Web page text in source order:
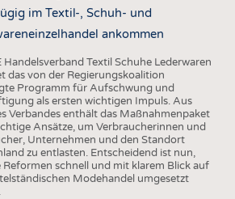
im Textil-, Schuh- und
ankommen
Handelsverband Textil Schuhe Lederwaren
das von der Regierungskoalition
Programm für Aufschwung und
als ersten wichtigen Impuls. Aus
Verbandes enthält das Maßnahmenpaket
Ansätze, um Verbraucherinnen und
Unternehmen und den Standort
zu entlasten. Entscheidend ist nun,
Reformen schnell und mit klarem Blick auf
Modehandel umgesetzt